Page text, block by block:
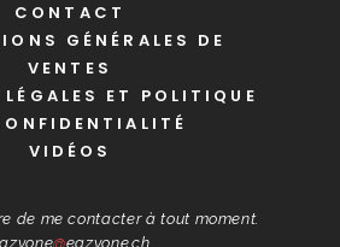
CONTACT
GÉNÉRALES DE
VENTES
ET POLITIQUE
VIDÉOS
de me contacter à tout moment.
@eazyone.ch